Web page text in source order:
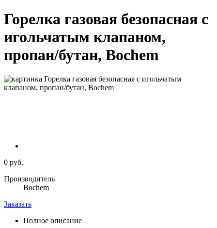
Горелка газовая безопасная с
игольчатым клапаном,
пропан/бутан, Bochem
0 руб.
Производитель
Bochem
Заказать
Полное описание